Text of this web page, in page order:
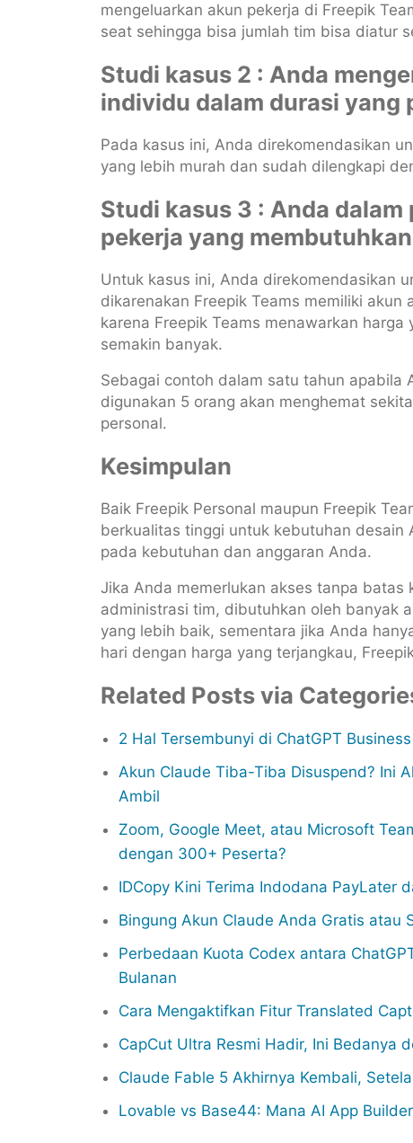
mengeluarkan akun pekerja di Freepik
seat sehingga bisa jumlah tim bisa diatur
Studi kasus 2 : Anda
individu dalam durasi yang
Pada kasus ini, Anda direkomendasikan
yang lebih murah dan sudah dilengkapi
Studi kasus 3 : Anda
pekerja yang
Untuk kasus ini, Anda direkomendasikan
dikarenakan Freepik Teams memiliki
karena Freepik Teams menawarkan
semakin banyak.
Sebagai contoh dalam satu tahun apabila
digunakan 5 orang akan menghemat
personal.
Kesimpulan
Baik Freepik Personal maupun Freepik
berkualitas tinggi untuk kebutuhan desain
pada kebutuhan dan anggaran Anda.
Jika Anda memerlukan akses tanpa
administrasi tim, dibutuhkan oleh banyak
yang lebih baik, sementara jika Anda
hari dengan harga yang terjangkau,
Related Posts via
2 Hal Tersembunyi di ChatGPT
Akun Claude Tiba-Tiba Disuspend? Ini
Ambil
Zoom, Google Meet, atau Microsoft
dengan 300+ Peserta?
IDCopy Kini Terima Indodana PayLater
Bingung Akun Claude Anda Gratis atau
Perbedaan Kuota Codex antara
Bulanan
Cara Mengaktifkan Fitur Translated
CapCut Ultra Resmi Hadir, Ini Bedanya
Claude Fable 5 Akhirnya Kembali,
Lovable vs Base44: Mana AI App